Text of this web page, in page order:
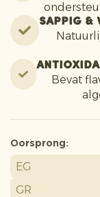
Sappig
Bevat
Oorsprong:
EG
GR